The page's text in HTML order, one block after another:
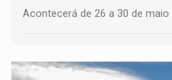
Acontecerá de 26 a 30 de maio